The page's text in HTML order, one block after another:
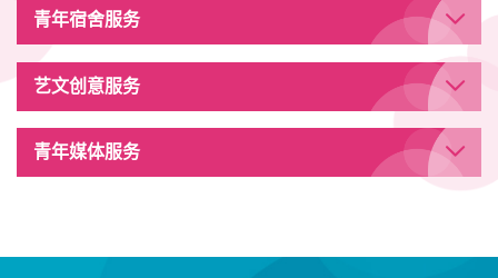
青年宿舍服务
艺文创意服务
青年媒体服务